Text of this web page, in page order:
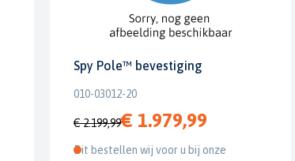
Spy Pole™ bevestiging
010-03012-20
€ 2.199,99€ 1.979,99
Dit bestellen wij voor u bij onze